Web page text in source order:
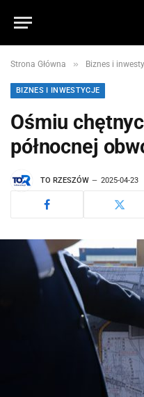
Strona Główna » Biznes i
BIZNES I INWESTYCJE
Ośmiu
północnej
TO RZESZÓW 2025-04-23